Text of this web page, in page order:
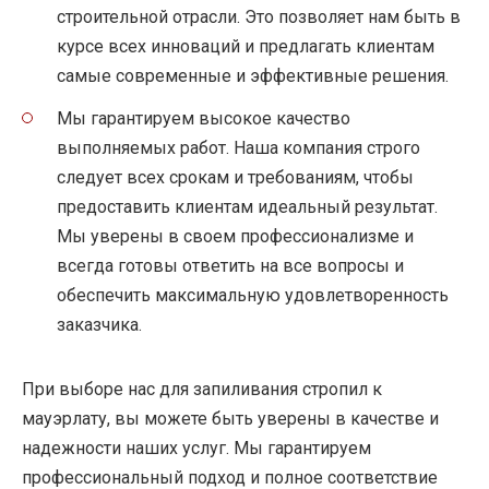
строительной отрасли. Это позволяет нам быть в
курсе всех инноваций и предлагать клиентам
самые современные и эффективные решения.
Мы гарантируем высокое качество
выполняемых работ. Наша компания строго
следует всех срокам и требованиям, чтобы
предоставить клиентам идеальный результат.
Мы уверены в своем профессионализме и
всегда готовы ответить на все вопросы и
обеспечить максимальную удовлетворенность
заказчика.
При выборе нас для запиливания стропил к
мауэрлату, вы можете быть уверены в качестве и
надежности наших услуг. Мы гарантируем
профессиональный подход и полное соответствие